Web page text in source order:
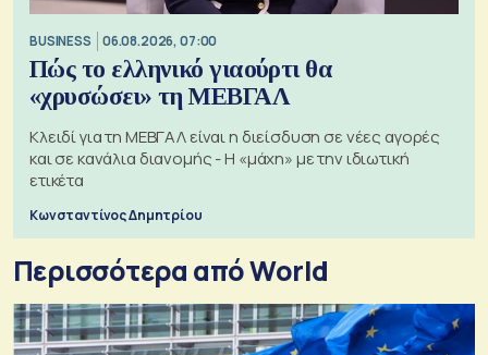
BUSINESS 06.08.2026, 07:00
Πώς το ελληνικό γιαούρτι θα
«χρυσώσει» τη ΜΕΒΓΑΛ
Κλειδί για τη ΜΕΒΓΑΛ είναι η διείσδυση σε νέες αγορές
και σε κανάλια διανομής - Η «μάχη» με την ιδιωτική
ετικέτα
Κωνσταντίνος Δημητρίου
Περισσότερα από World